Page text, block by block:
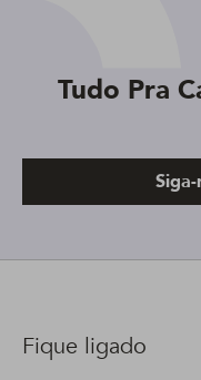
Tudo Pra
Fique ligado